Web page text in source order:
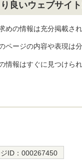
良いウェブサイ
めの情報は充分掲載さ
ページの内容や表現は
情報はすぐに見つけら
ID： 000267450